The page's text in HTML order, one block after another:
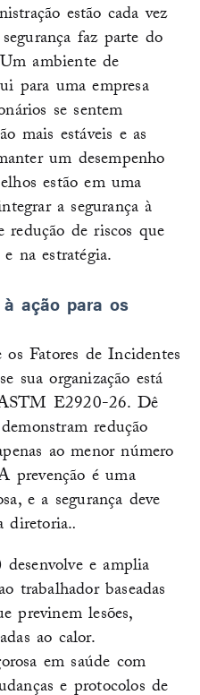
estão cada vez
faz parte do
ambiente de
para uma empresa
se sentem
mais estáveis e as
um desempenho
estão em uma
a segurança à
redução de riscos que
na estratégia.
ação para os
Fatores de Incidentes
sua organização está
E2920-26. Dê
redução
ao menor número
prevenção é uma
e a segurança deve
diretoria..
e amplia
trabalhador baseadas
previnem lesões,
ao calor.
em saúde com
e protocolos de